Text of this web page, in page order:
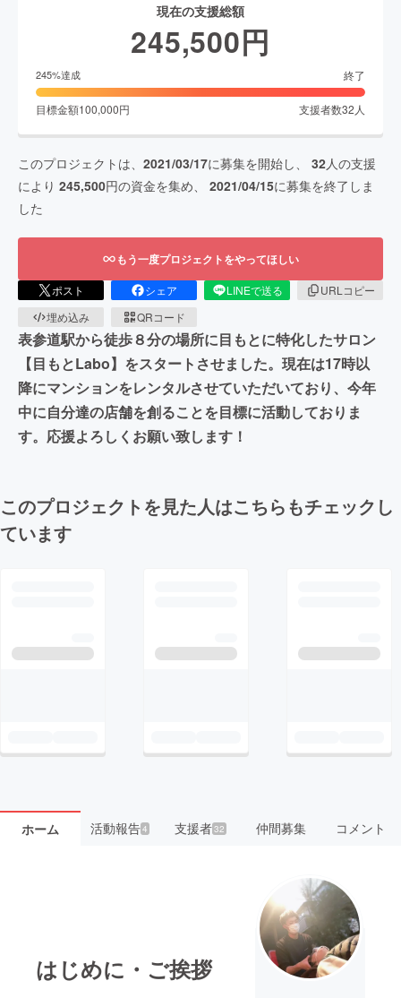
現在の支援総額
245,500円
245%達成 終了
目標金額100,000円 支援者数32 人
このプロジェクトは、 2021/03/17に募集を開始し、 32人の支援
により 245,500円の資金を集め、 2021/04/15に募集を終了しま
した
もう一度プロジェクトをやってほしい
ポスト シェア LINEで送る
URLコピー
埋め込み
QRコード
表参道駅から徒歩８分の場所に目もとに特化したサロン
【目もとLabo】をスタートさせました。現在は17時以
降にマンションをレンタルさせていただいており、今年
中に自分達の店舗を創ることを目標に活動しておりま
す。応援よろしくお願い致します！
このプロジェクトを見た人はこちらもチェックし
ています
ホーム 活動報告4 支援者32 仲間募集 コメント
はじめに・ご挨拶